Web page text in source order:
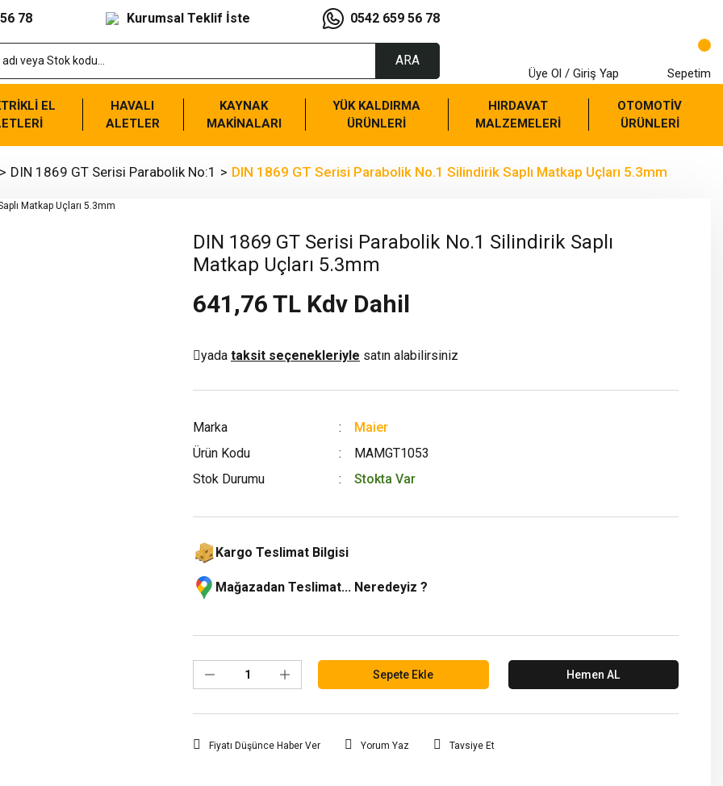
78 Kurumsal Teklif İste 0542 659 56 78
ARA
Üye Ol / Giriş Yap Sepetim
EL
HAVALI
ALETLER
KAYNAK
MAKİNALARI
YÜK KALDIRMA
ÜRÜNLERİ
HIRDAVAT
MALZEMELERİ
OTOMOTİV
ÜRÜNLERİ
DIN 1869 GT Serisi Parabolik No:1 DIN 1869 GT Serisi Parabolik No.1 Silindirik Saplı Matkap Uçları 5.3mm
DIN 1869 GT Serisi Parabolik No.1 Silindirik Saplı
Matkap Uçları 5.3mm
641,76 TL Kdv Dahil
yada taksit seçenekleriyle satın alabilirsiniz
Marka
Maier
Ürün Kodu
MAMGT1053
Stok Durumu
Stokta Var
Kargo Teslimat Bilgisi
Mağazadan Teslimat... Neredeyiz ?
Sepete Ekle Hemen AL
Fiyatı Düşünce Haber Ver Yorum Yaz Tavsiye Et